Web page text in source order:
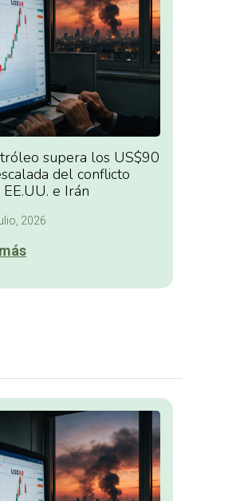
supera los US$90
del conflicto
e Irán
2026